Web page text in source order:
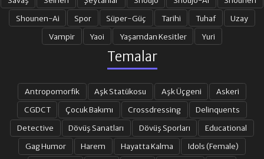
Shounen-Ai
Spor Süper-Güç Tarihi Tuhaf
Uzay
Vampir
Yaoi Yaşamdan Kesitler Yuri
Temalar
Antropomorfik Aşk Statükosu Aşk Üçgeni
Askeri
CGDCT
Çocuk Bakımı Crossdressing
Delinquents
Detective
Dövüş Sanatları Dövüş Sporları
Educational
Gag Humor
Harem Hayatta Kalma
Idols (Female)